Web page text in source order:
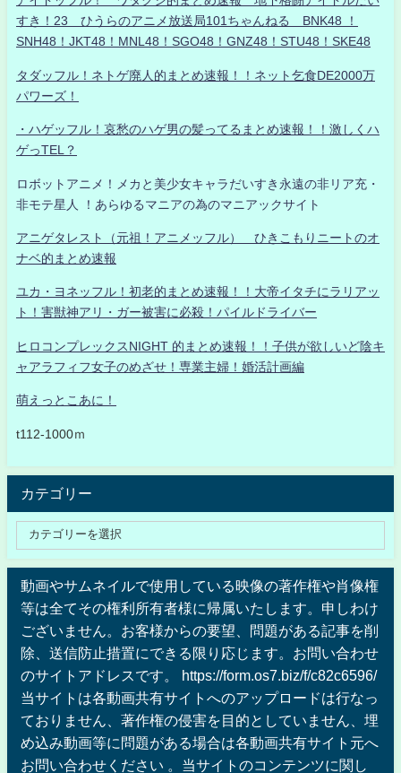
すき！23 ひうらのアニメ放送局101ちゃんねる BNK48 ！
SNH48！JKT48！MNL48！SGO48！GNZ48！STU48！SKE48
タダッフル！ネトゲ廃人的まとめ速報！！ネット乞食DE2000万
パワーズ！
・ハゲッフル！哀愁のハゲ男の髪ってるまとめ速報！！激しくハ
ゲっTEL？
ロボットアニメ！メカと美少女キャラだいすき永遠の非リア充・
非モテ星人 ！あらゆるマニアの為のマニアックサイト
アニゲタレスト（元祖！アニメッフル） ひきこもりニートのオ
ナベ的まとめ速報
ユカ・ヨネッフル！初老的まとめ速報！！大帝イタチにラリアッ
ト！害獣神アリ・ガー被害に必殺！パイルドライバー
ヒロコンプレックスNIGHT 的まとめ速報！！子供が欲しいど陰キ
ャアラフィフ女子のめざせ！専業主婦！婚活計画編
萌えっとこあに！
t112-1000ｍ
カテゴリー
動画やサムネイルで使用している映像の著作権や肖像権
等は全てその権利所有者様に帰属いたします。申しわけ
ございません。お客様からの要望、問題がある記事を削
除、送信防止措置にできる限り応じます。お問い合わせ
のサイトアドレスです。 https://form.os7.biz/f/c82c6596/
当サイトは各動画共有サイトへのアップロードは行なっ
ておりません、著作権の侵害を目的としていません、埋
め込み動画等に問題がある場合は各動画共有サイト元へ
お問い合わせください 。当サイトのコンテンツに関し